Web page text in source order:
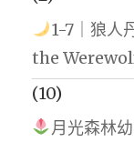
1-7｜狼人
the
(10)
月光森林